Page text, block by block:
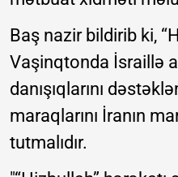
Baş nazir bildirib ki,
Vaşinqtonda İsraillə
danışıqlarını
maraqlarını İranın
tutmalıdır.